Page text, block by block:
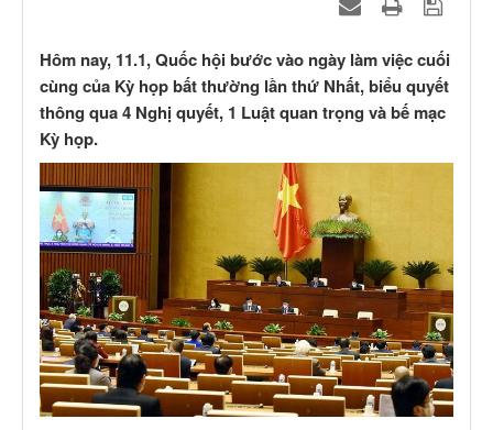
Hôm nay, 11.1, Quốc hội bước vào ngày làm việc cuối
cùng của Kỳ họp bất thường lần thứ Nhất, biểu quyết
thông qua 4 Nghị quyết, 1 Luật quan trọng và bế mạc
Kỳ họp.